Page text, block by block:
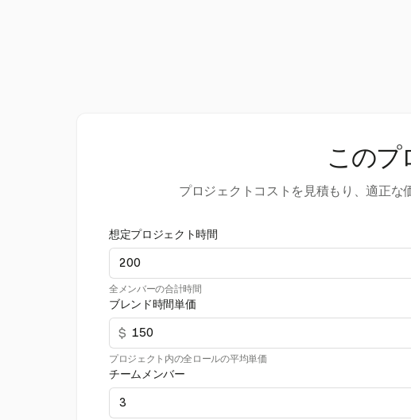
このプ
プロジェクトコストを見積もり、適正な
想定プロジェクト時間
全メンバーの合計時間
ブレンド時間単価
$
プロジェクト内の全ロールの平均単価
チームメンバー